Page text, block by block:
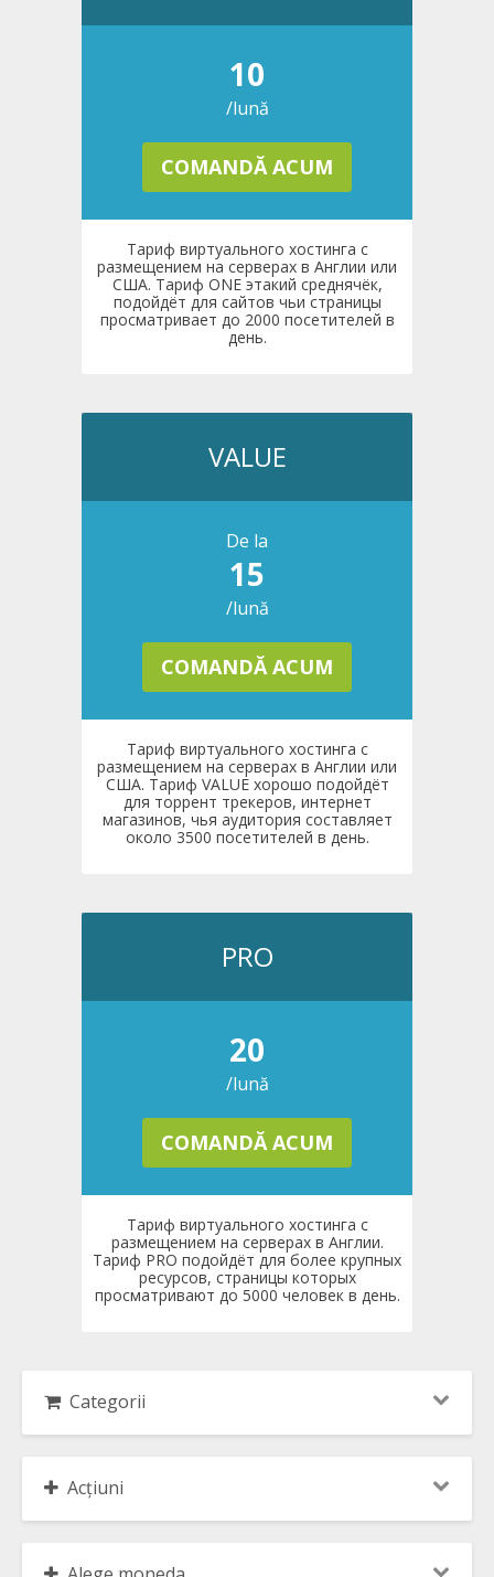
10
/lună
COMANDĂ ACUM
Тариф виртуального хостинга с
размещением на серверах в Англии или
США. Тариф ONE этакий среднячёк,
подойдёт для сайтов чьи страницы
просматривает до 2000 посетителей в
день.
VALUE
De la
15
/lună
COMANDĂ ACUM
Тариф виртуального хостинга с
размещением на серверах в Англии или
США. Тариф VALUE хорошо подойдёт
для торрент трекеров, интернет
магазинов, чья аудитория составляет
около 3500 посетителей в день.
PRO
20
/lună
COMANDĂ ACUM
Тариф виртуального хостинга с
размещением на серверах в Англии.
Тариф PRO подойдёт для более крупных
ресурсов, страницы которых
просматривают до 5000 человек в день.
Categorii
Acțiuni